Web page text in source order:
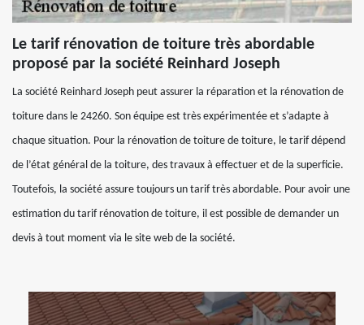
Le tarif rénovation de toiture très abordable
proposé par la société Reinhard Joseph
La société Reinhard Joseph peut assurer la réparation et la rénovation de
toiture dans le 24260. Son équipe est très expérimentée et s’adapte à
chaque situation. Pour la rénovation de toiture de toiture, le tarif dépend
de l’état général de la toiture, des travaux à effectuer et de la superficie.
Toutefois, la société assure toujours un tarif très abordable. Pour avoir une
estimation du tarif rénovation de toiture, il est possible de demander un
devis à tout moment via le site web de la société.